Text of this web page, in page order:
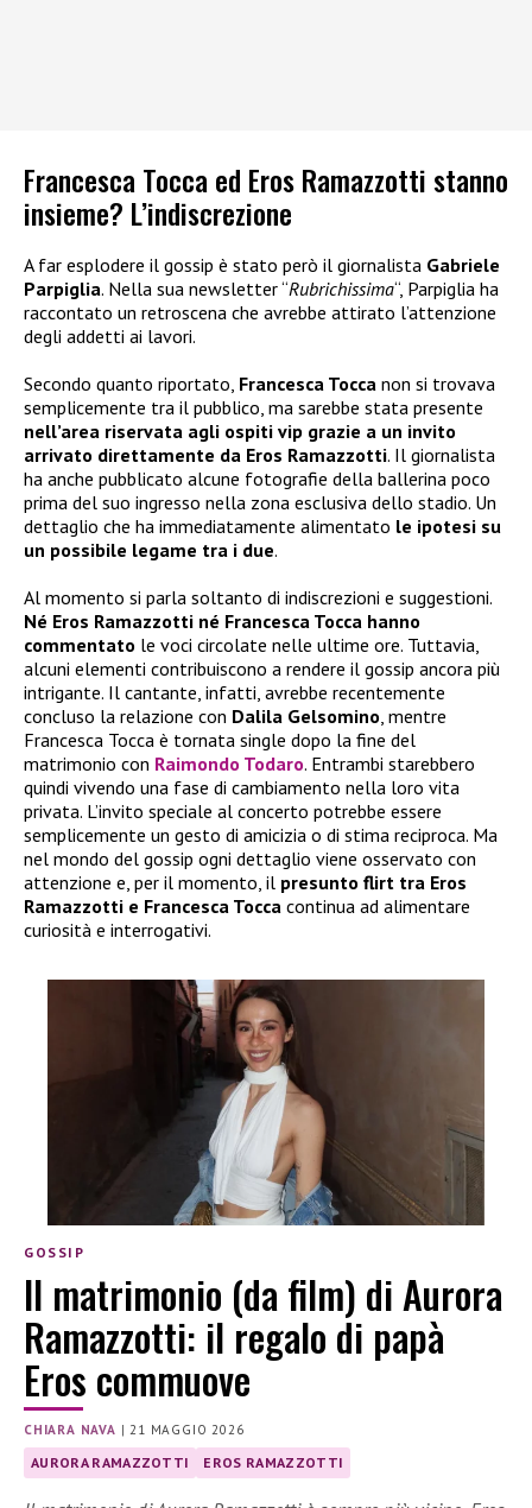
Francesca Tocca ed Eros Ramazzotti stanno
insieme? L’indiscrezione
A far esplodere il gossip è stato però il giornalista Gabriele
Parpiglia. Nella sua newsletter “Rubrichissima“, Parpiglia ha
raccontato un retroscena che avrebbe attirato l’attenzione
degli addetti ai lavori.
Secondo quanto riportato, Francesca Tocca non si trovava
semplicemente tra il pubblico, ma sarebbe stata presente
nell’area riservata agli ospiti vip grazie a un invito
arrivato direttamente da Eros Ramazzotti. Il giornalista
ha anche pubblicato alcune fotografie della ballerina poco
prima del suo ingresso nella zona esclusiva dello stadio. Un
dettaglio che ha immediatamente alimentato le ipotesi su
un possibile legame tra i due.
Al momento si parla soltanto di indiscrezioni e suggestioni.
Né Eros Ramazzotti né Francesca Tocca hanno
commentato le voci circolate nelle ultime ore. Tuttavia,
alcuni elementi contribuiscono a rendere il gossip ancora più
intrigante. Il cantante, infatti, avrebbe recentemente
concluso la relazione con Dalila Gelsomino , mentre
Francesca Tocca è tornata single dopo la fine del
matrimonio con Raimondo Todaro. Entrambi starebbero
quindi vivendo una fase di cambiamento nella loro vita
privata. L’invito speciale al concerto potrebbe essere
semplicemente un gesto di amicizia o di stima reciproca. Ma
nel mondo del gossip ogni dettaglio viene osservato con
attenzione e, per il momento, il presunto flirt tra Eros
Ramazzotti e Francesca Tocca continua ad alimentare
curiosità e interrogativi.
GOSSIP
Il matrimonio (da film) di Aurora
Ramazzotti: il regalo di papà
Eros commuove
CHIARA NAVA |21 MAGGIO 2026
AURORA RAMAZZOTTI EROS RAMAZZOTTI